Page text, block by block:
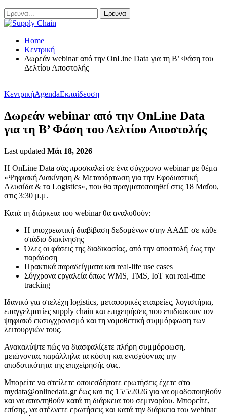
Home
Κεντρική
Δωρεάν webinar από την OnLine Data για τη Β’ Φάση του
Δελτίου Αποστολής
ΚεντρικήAgendaΕκπαίδευση
Δωρεάν webinar από την OnLine Data
για τη Β’ Φάση του Δελτίου Αποστολής
Last updated Μάι 18, 2026
H OnLine Data σάς προσκαλεί σε ένα σύγχρονο webinar με θέμα
«Ψηφιακή Διακίνηση & Μεταφόρτωση για την Εφοδιαστική
Αλυσίδα & τα Logistics», που θα πραγματοποιηθεί στις 18 Μαΐου,
στις 3:30 μ.μ.
Κατά τη διάρκεια του webinar θα αναλυθούν:
Η υποχρεωτική διαβίβαση δεδομένων στην ΑΑΔΕ σε κάθε
στάδιο διακίνησης
Όλες οι φάσεις της διαδικασίας, από την αποστολή έως την
παράδοση
Πρακτικά παραδείγματα και real-life use cases
Σύγχρονα εργαλεία όπως WMS, TMS, IoT και real-time
tracking
Ιδανικό για στελέχη logistics, μεταφορικές εταιρείες, λογιστήρια,
επαγγελματίες supply chain και επιχειρήσεις που επιδιώκουν τον
ψηφιακό εκσυγχρονισμό και τη νομοθετική συμμόρφωση των
λειτουργιών τους.
Ανακαλύψτε πώς να διασφαλίζετε πλήρη συμμόρφωση,
μειώνοντας παράλληλα τα κόστη και ενισχύοντας την
αποδοτικότητα της επιχείρησής σας.
Μπορείτε να στείλετε οποιεσδήποτε ερωτήσεις έχετε στο
mydata@onlinedata.gr έως και τις 15/5/2026 για να ομαδοποιηθούν
και να απαντηθούν κατά τη διάρκεια του σεμιναρίου. Μπορείτε,
επίσης, να στέλνετε ερωτήσεις και κατά την διάρκεια του webinar